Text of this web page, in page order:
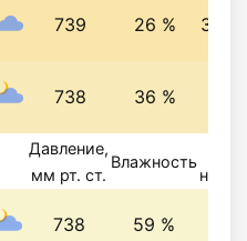
739 26 % 3.3
738 36 %
Давление,
мм рт. ст.
Влажность
738 59 %